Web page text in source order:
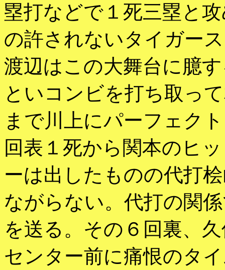
塁打などで１死三塁と
の許されないタイガー
渡辺はこの大舞台に臆
といコンビを打ち取っ
まで川上にパーフェク
回表１死から関本のヒ
ーは出したものの代打
ながらない。代打の関
を送る。その６回裏、
センター前に痛恨のタ